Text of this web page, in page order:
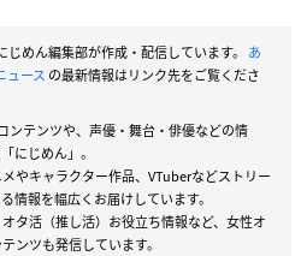
じめん編集部が作成・配信しています。 あ
ュース の最新情報はリンク先をご覧くださ
ンテンツや、声優・舞台・俳優などの情
にじめん」。
やキャラクター作品、VTuberなどストリー
情報を幅広くお届けしています。
タ活（推し活）お役立ち情報など、女性オ
ンツも発信しています。